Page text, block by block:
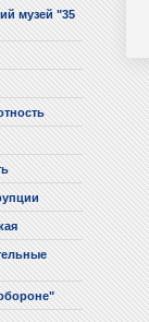
музей "35